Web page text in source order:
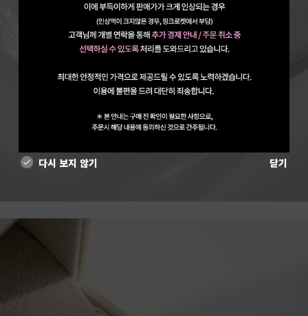
다시 보지 않기 닫기